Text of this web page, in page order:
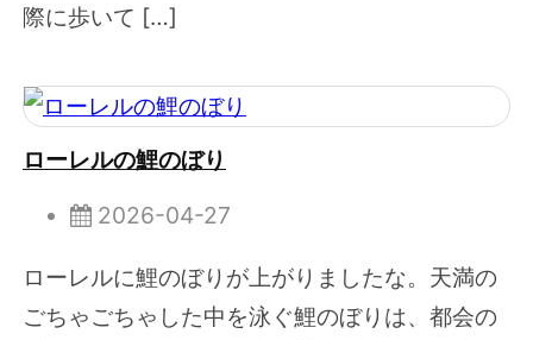
際に歩いて […]
ローレルの鯉のぼり
2026-04-27
ローレルに鯉のぼりが上がりましたな。天満の
ごちゃごちゃした中を泳ぐ鯉のぼりは、都会の